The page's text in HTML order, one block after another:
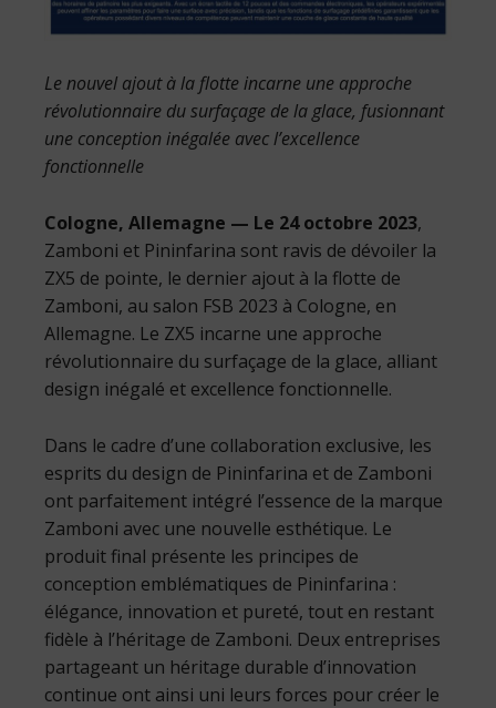
Le nouvel ajout à la flotte incarne une approche
révolutionnaire du surfaçage de la glace, fusionnant
une conception inégalée avec l’excellence
fonctionnelle
Cologne, Allemagne — Le 24 octobre 2023,
Zamboni et Pininfarina sont ravis de dévoiler la
ZX5 de pointe, le dernier ajout à la flotte de
Zamboni, au salon FSB 2023 à Cologne, en
Allemagne. Le ZX5 incarne une approche
révolutionnaire du surfaçage de la glace, alliant
design inégalé et excellence fonctionnelle.
Dans le cadre d’une collaboration exclusive, les
esprits du design de Pininfarina et de Zamboni
ont parfaitement intégré l’essence de la marque
Zamboni avec une nouvelle esthétique. Le
produit final présente les principes de
conception emblématiques de Pininfarina :
élégance, innovation et pureté, tout en restant
fidèle à l’héritage de Zamboni. Deux entreprises
partageant un héritage durable d’innovation
continue ont ainsi uni leurs forces pour créer le